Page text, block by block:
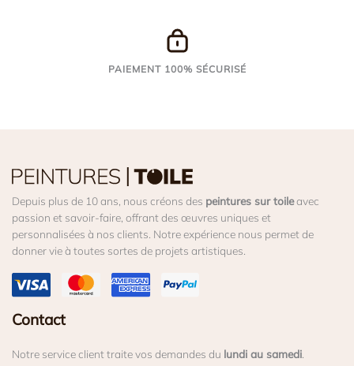
PAIEMENT 100% SÉCURISÉ
Depuis plus de 10 ans, nous créons des peintures sur toileavec
passion et savoir-faire, offrant des œuvres uniques et
personnalisées à nos clients. Notre expérience nous permet de
donner vie à toutes sortes de projets artistiques.
Contact
Notre service client traite vos demandes du lundi au samedi